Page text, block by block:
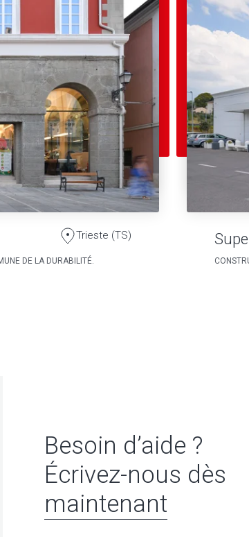
Trieste (TS)
DE LA DURABILITÉ.
Besoin d’aide ?
Écrivez-nous dès
maintenant